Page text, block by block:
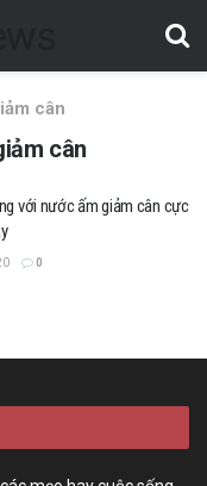
cân
cân
với nước ấm giảm cân cực
0